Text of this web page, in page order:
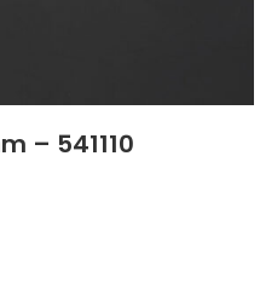
– 541110